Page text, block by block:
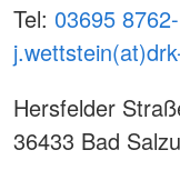
Tel: 03695
Hersfelder
36433 Bad